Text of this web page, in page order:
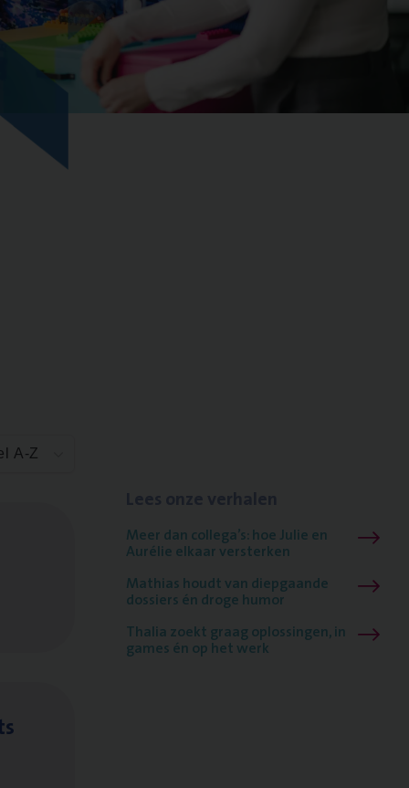
A-Z
Meer dan collega’s: hoe Julie en
Aurélie elkaar versterken
Mathias houdt van diepgaande
dossiers én droge humor
Thalia zoekt graag oplossingen, in
games én op het werk